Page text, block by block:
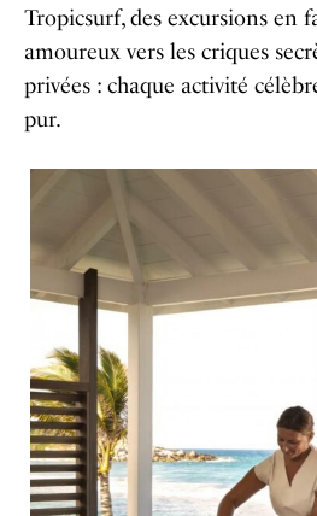
Tropicsurf, des excursions en
amoureux vers les criques
privées : chaque activité
pur.